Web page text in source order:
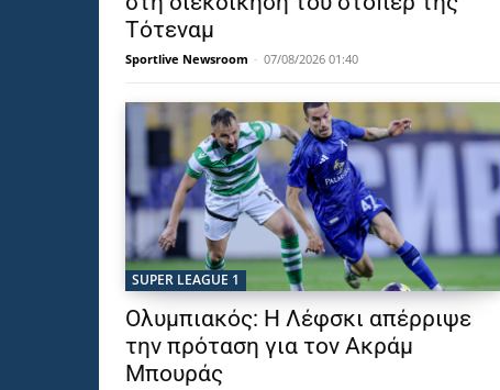
Τότεναμ
Sportlive Newsroom - 07/08/2026 01:40
SUPER LEAGUE 1
Ολυμπιακός: Η Λέφσκι απέρριψε
την πρόταση για τον Ακράμ
Μπουράς